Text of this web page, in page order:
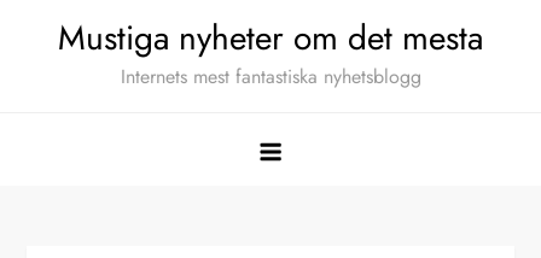
Mustiga nyheter om det mesta
Internets mest fantastiska nyhetsblogg